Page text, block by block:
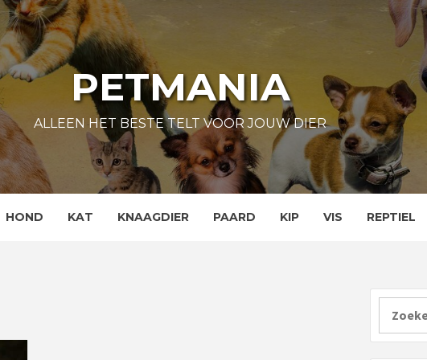
PETMANIA
ALLEEN HET BESTE TELT VOOR JOUW DIER
HOND KAT KNAAGDIER PAARD KIP VIS REPTIEL